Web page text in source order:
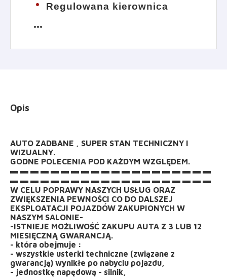
Regulowana kierownica
more_horiz
Opis
AUTO ZADBANE , SUPER STAN TECHNICZNY I
WIZUALNY.
GODNE POLECENIA POD KAŻDYM WZGLĘDEM.
▬ ▬ ▬ ▬ ▬ ▬ ▬ ▬ ▬ ▬ ▬ ▬ ▬ ▬ ▬ ▬ ▬ ▬ ▬ ▬
▬ ▬ ▬ ▬ ▬ ▬ ▬ ▬ ▬ ▬ ▬ ▬ ▬ ▬ ▬ ▬ ▬ ▬ ▬ ▬
W CELU POPRAWY NASZYCH USŁUG ORAZ
ZWIĘKSZENIA PEWNOŚCI CO DO DALSZEJ
EKSPLOATACJI POJAZDÓW ZAKUPIONYCH W
NASZYM SALONIE-
-ISTNIEJE MOŻLIWOŚĆ ZAKUPU AUTA Z 3 LUB 12
MIESIĘCZNĄ GWARANCJĄ.
- która obejmuje :
- wszystkie usterki techniczne (związane z
gwarancją) wynikłe po nabyciu pojazdu,
- jednostkę napędową - silnik,